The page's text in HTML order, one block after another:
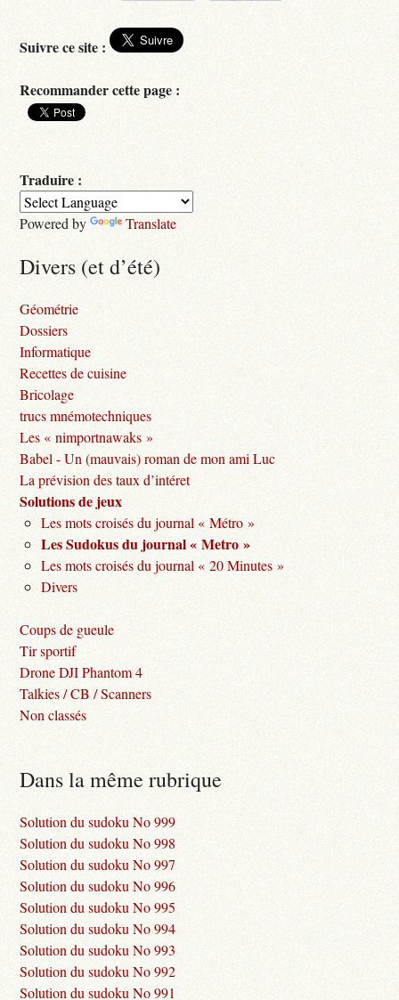
Suivre ce site :
Recommander cette page :
Traduire :
Powered by Translate
Divers (et d’été)
Géométrie
Dossiers
Informatique
Recettes de cuisine
Bricolage
trucs mnémotechniques
Les « nimportnawaks »
Babel - Un (mauvais) roman de mon ami Luc
La prévision des taux d’intéret
Solutions de jeux
Les mots croisés du journal « Métro »
Les Sudokus du journal « Metro »
Les mots croisés du journal « 20 Minutes »
Divers
Coups de gueule
Tir sportif
Drone DJI Phantom 4
Talkies / CB / Scanners
Non classés
Dans la même rubrique
Solution du sudoku No 999
Solution du sudoku No 998
Solution du sudoku No 997
Solution du sudoku No 996
Solution du sudoku No 995
Solution du sudoku No 994
Solution du sudoku No 993
Solution du sudoku No 992
Solution du sudoku No 991